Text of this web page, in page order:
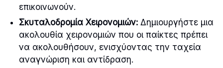
επικοινωνούν.
Σκυταλοδρομία Χειρονομιών: Δημιουργήστε μια
ακολουθία χειρονομιών που οι παίκτες πρέπει
να ακολουθήσουν, ενισχύοντας την ταχεία
αναγνώριση και αντίδραση.